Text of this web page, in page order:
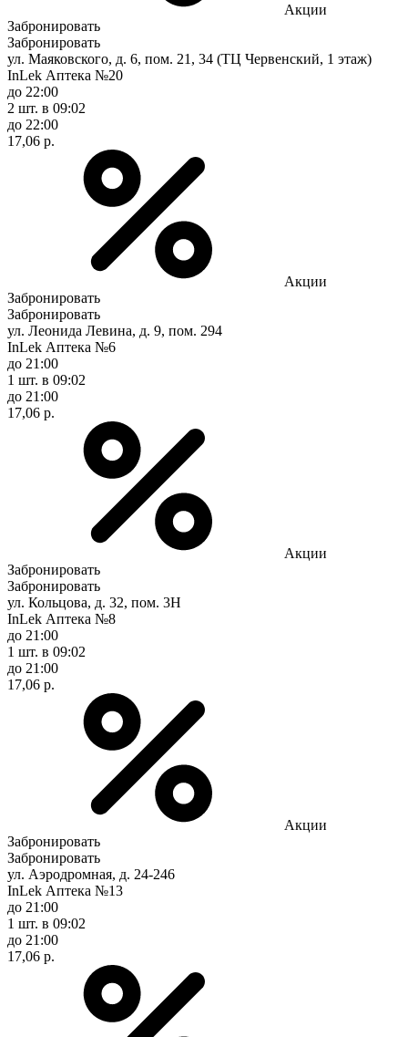
Акции
Забронировать
Забронировать
ул. Маяковского, д. 6, пом. 21, 34 (ТЦ Червенский, 1 этаж)
InLek Аптека №20
до 22:00
2 шт. в 09:02
до 22:00
17,06 р.
Акции
Забронировать
Забронировать
ул. Леонида Левина, д. 9, пом. 294
InLek Аптека №6
до 21:00
1 шт. в 09:02
до 21:00
17,06 р.
Акции
Забронировать
Забронировать
ул. Кольцова, д. 32, пом. 3Н
InLek Аптека №8
до 21:00
1 шт. в 09:02
до 21:00
17,06 р.
Акции
Забронировать
Забронировать
ул. Аэродромная, д. 24-246
InLek Аптека №13
до 21:00
1 шт. в 09:02
до 21:00
17,06 р.